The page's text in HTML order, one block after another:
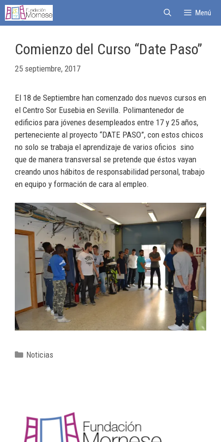
Menú
Comienzo del Curso “Date Paso”
25 septiembre, 2017
El 18 de Septiembre han comenzado dos nuevos cursos en
el Centro Sor Eusebia en Sevilla. Polimantenedor de
edificios para jóvenes desempleados entre 17 y 25 años,
perteneciente al proyecto “DATE PASO”, con estos chicos
no solo se trabaja el aprendizaje de varios oficios sino
que de manera transversal se pretende que éstos vayan
creando unos hábitos de responsabilidad personal, trabajo
en equipo y formación de cara al empleo.
Noticias